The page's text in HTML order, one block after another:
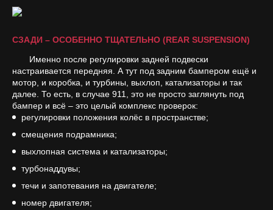
СЗАДИ – ОСОБЕННО ТЩАТЕЛЬНО (REAR SUSPENSION)
Именно после регулировки задней подвески
настраивается передняя. А тут под задним бампером ещё и
мотор, и коробка, и турбины, выхлоп, катализаторы и так
далее. То есть, в случае 911, это не просто заглянуть под
бампер и всё – это целый комплекс проверок:
регулировки положения колёс в пространстве;
смещения подрамника;
выхлопная система и катализаторы;
турбонаддувы;
течи и запотевания на двигателе;
номер двигателя;